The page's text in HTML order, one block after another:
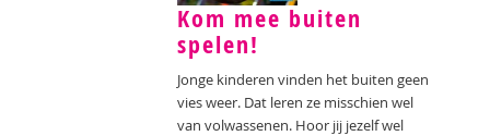
Kom mee buiten
spelen!
Jonge kinderen vinden het buiten geen
vies weer. Dat leren ze misschien wel
van volwassenen. Hoor jij jezelf wel